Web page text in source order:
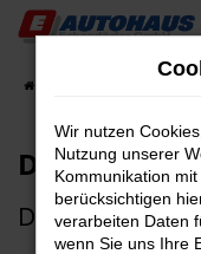
Zum
springen
Der neue
Das Warten
Wir nutzen
Nutzung unserer
Kommunikation
berücksichtigen
verarbeiten Daten
wenn Sie uns Ihre